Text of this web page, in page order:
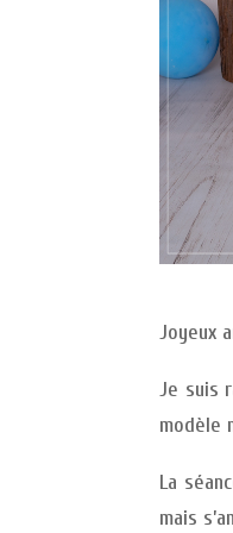
Joyeux
Je suis
modèle
La
mais